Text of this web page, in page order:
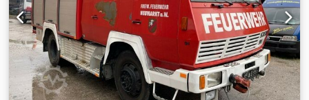
Frequentie: 50 Hz 2-toeren motor ✅ Staat: Gebruikte
machine Normale gebruikssporen Technisch in goede
staat Compleet – zoals op de foto's 📹 Video van de
machinewerking mogelijk op aanvraag (WhatsApp) 🚚
Transport: Verzending op pallet mogelijk Cjdjy E N Tdspfx
Aiveha Afhalen mogelijk Wij helpen bij het organiseren van
transport